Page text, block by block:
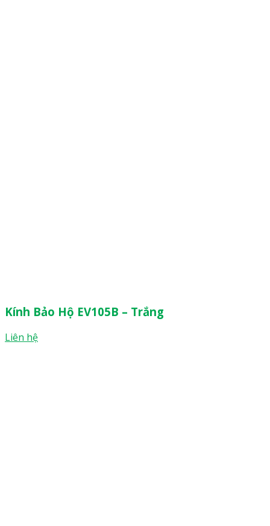
Kính Bảo Hộ EV105B – Trắng
Liên hệ